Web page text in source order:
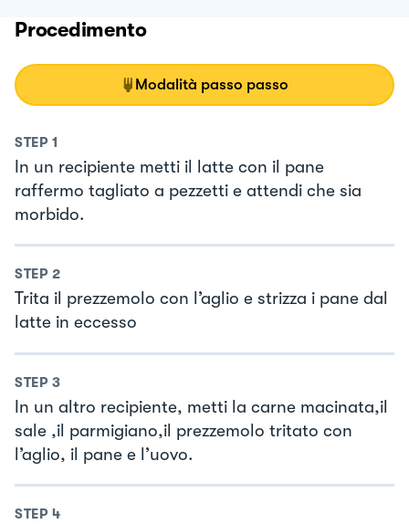
Procedimento
Modalità passo passo
STEP 1
In un recipiente metti il latte con il pane
raffermo tagliato a pezzetti e attendi che sia
morbido.
STEP 2
Trita il prezzemolo con l’aglio e strizza i pane dal
latte in eccesso
STEP 3
In un altro recipiente, metti la carne macinata,il
sale ,il parmigiano,il prezzemolo tritato con
l’aglio, il pane e l’uovo.
STEP 4